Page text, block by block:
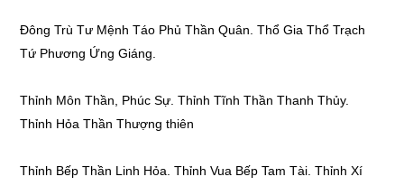
Đông Trù Tư Mệnh Táo Phủ Thần Quân. Thổ Gia Thổ Trạch
Tứ Phương Ứng Giáng.
Thỉnh Môn Thần, Phúc Sự. Thỉnh Tĩnh Thần Thanh Thủy.
Thỉnh Hỏa Thần Thượng thiên
Thỉnh Bếp Thần Linh Hỏa. Thỉnh Vua Bếp Tam Tài. Thỉnh Xí